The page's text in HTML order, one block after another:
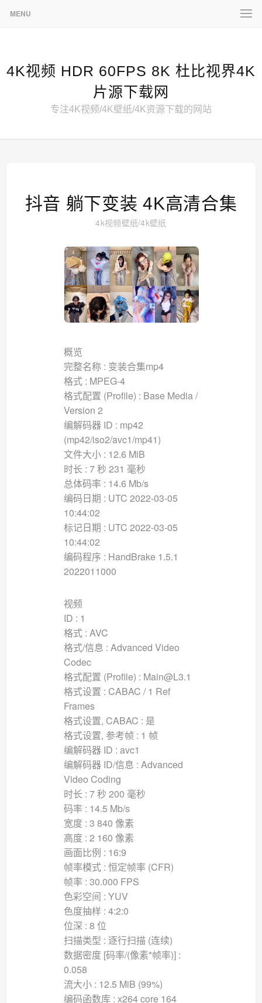
MENU
4K视频 HDR 60FPS 8K 杜比视界4K
片源下载网
专注4K视频/4K壁纸/4K资源下载的网站
抖音 躺下变装 4K高清合集
4k视频壁纸/4k壁纸
概览
完整名称 : 变装合集mp4
格式 : MPEG-4
格式配置 (Profile) : Base Media /
Version 2
编解码器 ID : mp42
(mp42/iso2/avc1/mp41)
文件大小 : 12.6 MiB
时长 : 7 秒 231 毫秒
总体码率 : 14.6 Mb/s
编码日期 : UTC 2022-03-05
10:44:02
标记日期 : UTC 2022-03-05
10:44:02
编码程序 : HandBrake 1.5.1
2022011000
视频
ID : 1
格式 : AVC
格式/信息 : Advanced Video
Codec
格式配置 (Profile) : Main@L3.1
格式设置 : CABAC / 1 Ref
Frames
格式设置, CABAC : 是
格式设置, 参考帧 : 1 帧
编解码器 ID : avc1
编解码器 ID/信息 : Advanced
Video Coding
时长 : 7 秒 200 毫秒
码率 : 14.5 Mb/s
宽度 : 3 840 像素
高度 : 2 160 像素
画面比例 : 16:9
帧率模式 : 恒定帧率 (CFR)
帧率 : 30.000 FPS
色彩空间 : YUV
色度抽样 : 4:2:0
位深 : 8 位
扫描类型 : 逐行扫描 (连续)
数据密度 [码率/(像素*帧率)] :
0.058
流大小 : 12.5 MiB (99%)
编码函数库 : x264 core 164